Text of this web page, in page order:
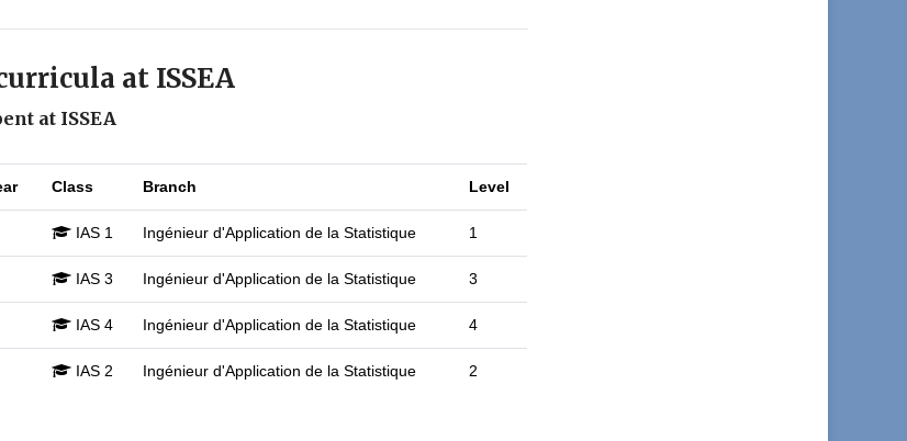
at ISSEA
at ISSEA
Class Branch Level
IAS 1 Ingénieur d'Application de la Statistique 1
IAS 3 Ingénieur d'Application de la Statistique 3
IAS 4 Ingénieur d'Application de la Statistique 4
IAS 2 Ingénieur d'Application de la Statistique 2